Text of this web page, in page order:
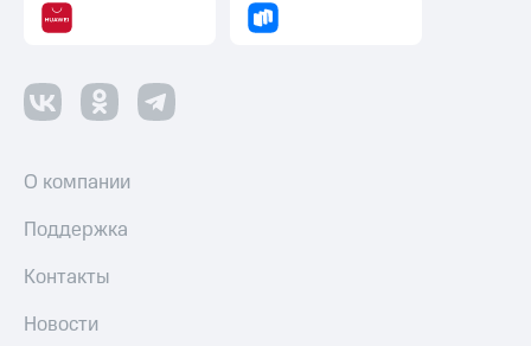
О компании
Поддержка
Контакты
Новости